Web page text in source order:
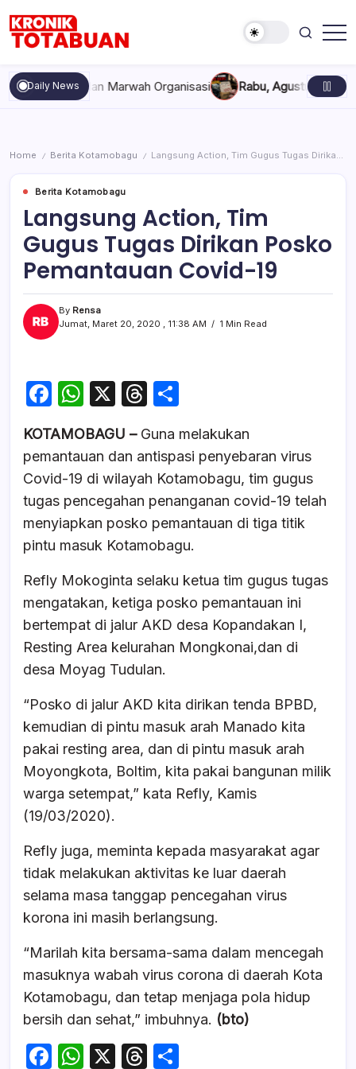
content
Totabuan
hari
ini
Kronik
Daily News
dan Marwah Organisasi Rabu, Agustus 5, 2026 ,
Home / Berita Kotamobagu / Langsung Action, Tim Gugus Tugas Dirikan Posko Pemantauan Covid-19
Berita Kotamobagu
Langsung Action, Tim
Gugus Tugas Dirikan Posko
Pemantauan Covid-19
By Rensa
Jumat, Maret 20, 2020 , 11:38 AM
1 Min Read
F
c
e
b
o
o
k
W
at
s
A
p
p
X
T
e
a
d
s
ar
e
KOTAMOBAGU –Guna melakukan
pemantauan dan antispasi penyebaran virus
Covid-19 di wilayah Kotamobagu, tim gugus
tugas pencegahan penanganan covid-19 telah
menyiapkan posko pemantauan di tiga titik
pintu masuk Kotamobagu.
Refly Mokoginta selaku ketua tim gugus tugas
mengatakan, ketiga posko pemantauan ini
bertempat di jalur AKD desa Kopandakan I,
Resting Area kelurahan Mongkonai,dan di
desa Moyag Tudulan.
“Posko di jalur AKD kita dirikan tenda BPBD,
kemudian di pintu masuk arah Manado kita
pakai resting area, dan di pintu masuk arah
Moyongkota, Boltim, kita pakai bangunan milik
warga setempat,” kata Refly, Kamis
(19/03/2020).
Refly juga, meminta kepada masyarakat agar
tidak melakukan aktivitas ke luar daerah
selama masa tanggap pencegahan virus
korona ini masih berlangsung.
“Marilah kita bersama-sama dalam mencegah
masuknya wabah virus corona di daerah Kota
Kotamobagu, dan tetap menjaga pola hidup
bersih dan sehat,” imbuhnya. (bto)
F
W X
T